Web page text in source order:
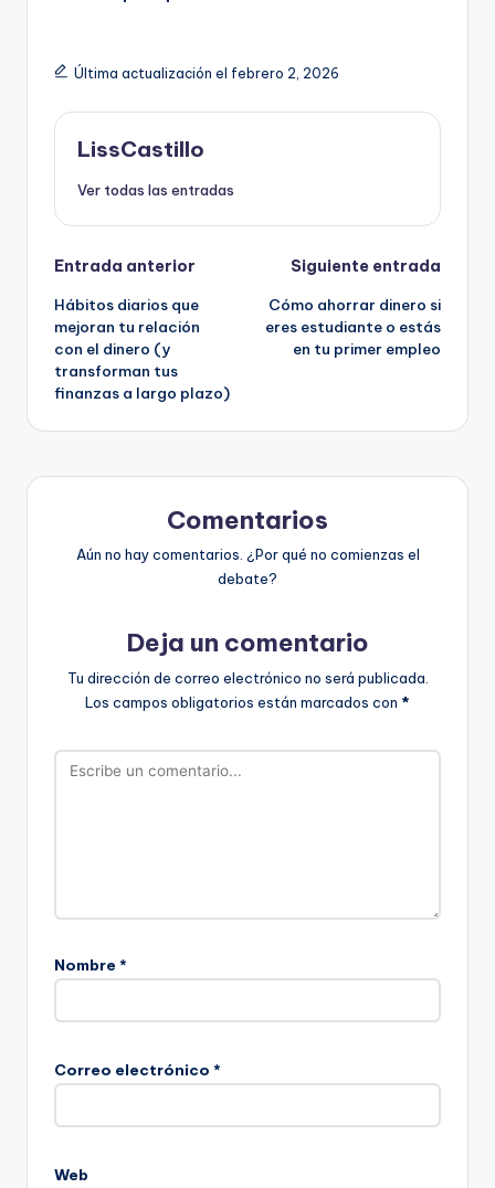
Última actualización el febrero 2, 2026
LissCastillo
Ver todas las entradas
Navegación
de
entradas
Entrada anterior
Hábitos diarios que
mejoran tu relación
con el dinero (y
transforman tus
finanzas a largo plazo)
Siguiente entrada
Cómo ahorrar dinero si
eres estudiante o estás
en tu primer empleo
Comentarios
Aún no hay comentarios. ¿Por qué no comienzas el
debate?
Deja un comentario
Tu dirección de correo electrónico no será publicada.
Los campos obligatorios están marcados con *
Nombre *
Correo electrónico *
Web